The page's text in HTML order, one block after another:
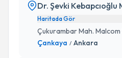
Dr. Şevki Kebapcıoğlu
Haritada Gör
Çukurambar Mah.
Çankaya / Ankara